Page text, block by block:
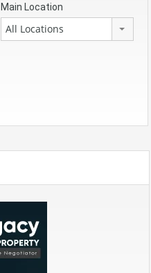
Main Location
All Locations